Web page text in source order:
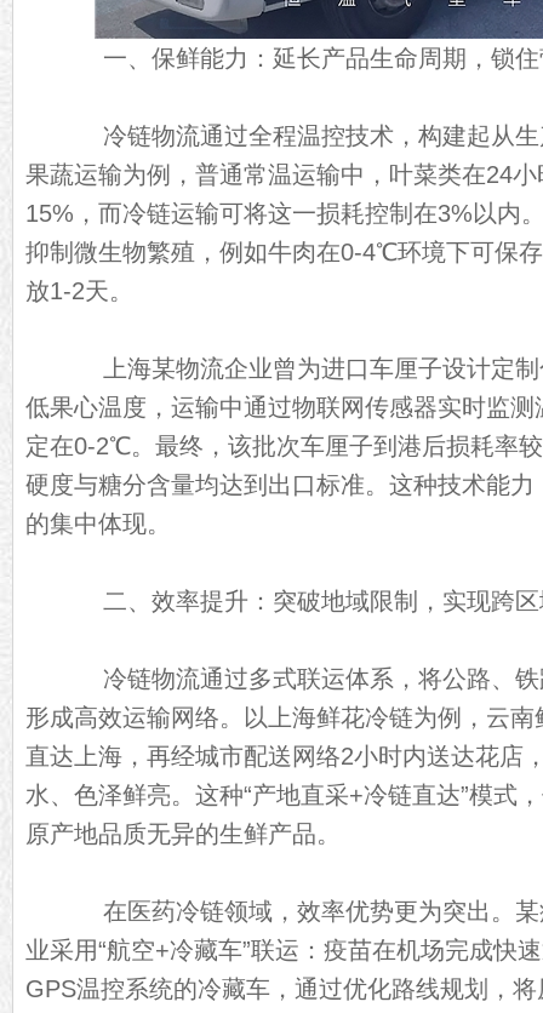
一、保鲜能力：延长产品生命周期，锁住
冷链物流通过全程温控技术，构建起从生
果蔬运输为例，普通常温运输中，叶菜类在24
15%，而冷链运输可将这一损耗控制在3%以内
抑制微生物繁殖，例如牛肉在0-4℃环境下可保
放1-2天。
上海某物流企业曾为进口车厘子设计定制
低果心温度，运输中通过物联网传感器实时监
定在0-2℃。最终，该批次车厘子到港后损耗率
硬度与糖分含量均达到出口标准。这种技术能
的集中体现。
二、效率提升：突破地域限制，实现跨区
冷链物流通过多式联运体系，将公路、铁
形成高效运输网络。以上海鲜花冷链为例，云
直达上海，再经城市配送网络2小时内送达花店
水、色泽鲜亮。这种“产地直采+冷链直达”模式
原产地品质无异的生鲜产品。
在医药冷链领域，效率优势更为突出。某
业采用“航空+冷藏车”联运：疫苗在机场完成快
GPS温控系统的冷藏车，通过优化路线规划，